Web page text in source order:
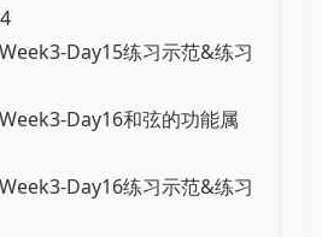
Day15练习示范&练习
Day16和弦的功能属
Day16练习示范&练习